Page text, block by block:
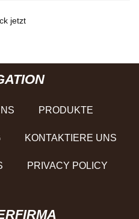
jetzt
PRODUKTE
KONTAKTIERE UNS
PRIVACY POLICY